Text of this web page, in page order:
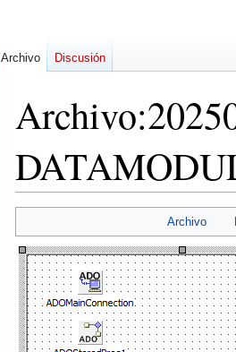
Archivo:
a
la
navegación
a
la
búsqueda
Archivo
Archivo Discusión